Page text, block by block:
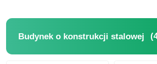
Budynek o konstrukcji stalowej